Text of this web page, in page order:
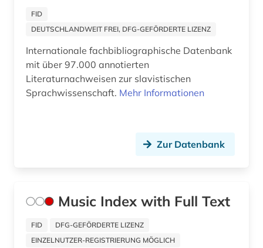
china (1)
comic (1)
commonwealth (1)
copyright (1)
dante alighieri (1)
datensammlung (4)
demotisch (1)
FID
DEUTSCHLANDWEIT FREI, DFG-GEFÖRDERTE LIZENZ
Internationale fachbibliographische Datenbank
mit über 97.000 annotierten
Literaturnachweisen zur slavistischen
Sprachwissenschaft. Mehr Informationen
Zur Datenbank
Music Index with Full Text
FID
DFG-GEFÖRDERTE LIZENZ
EINZELNUTZER-REGISTRIERUNG MÖGLICH